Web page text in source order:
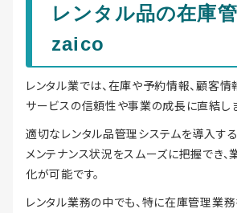
レンタル品の在庫
zaico
レンタル業では、在庫や予約情報、顧客情
サービスの信頼性や事業の成長に直結しま
適切なレンタル品管理システムを導入する
メンテナンス状況をスムーズに把握でき
化が可能です。
レンタル業務の中でも、特に在庫管理業